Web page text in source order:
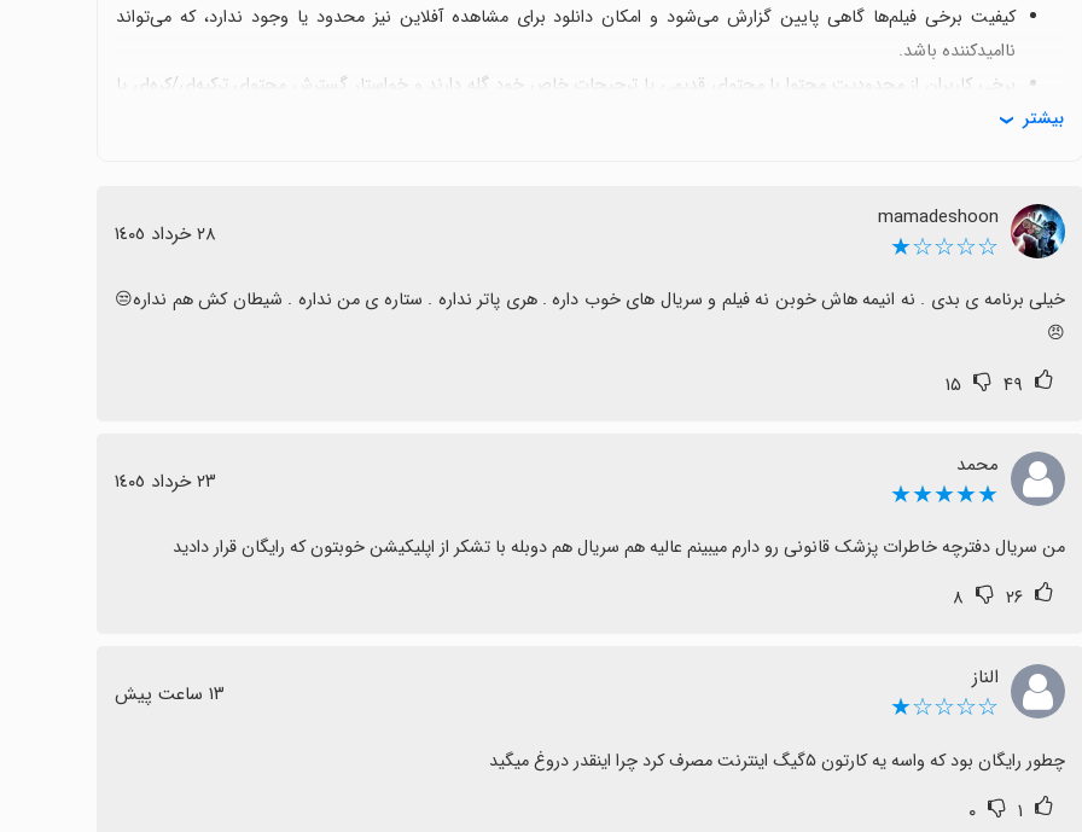
کیفیت برخی فیلم‌ها گاهی پایین گزارش می‌شود و امکان دانلود برای مشاهده آفلاین نیز محدود یا وجود ندارد، که می‌تواند
ناامیدکننده باشد.
برخی کاربران از محدودیت محتوا با محتوای قدیمی یا ترجیحات خاص خود گله دارند و خواستار گسترش محتوای ترکیه‌ای/کره‌ای یا
به‌روزرسانی می‌شوند. بیشتر
mamadeshoon
☆☆☆☆★ ٢٨ خرداد ١٤٠٥
خیلی برنامه ی بدی . نه انیمه هاش خوبن نه فیلم و سریال های خوب داره . هری پاتر نداره . ستاره ی من نداره . شیطان کش هم نداره😒
😠
۴۹ ۱۵
محمد
★★★★★ ٢٣ خرداد ١٤٠٥
من سریال دفترچه خاطرات پزشک قانونی رو دارم میبینم عالیه هم سریال هم دوبله با تشکر از اپلیکیشن خوبتون که رایگان قرار دادید
۲۶ ۸
الناز
☆☆☆☆★ ١٣ ساعت پیش
چطور رایگان بود که واسه یه کارتون ۵گیگ اینترنت مصرف کرد چرا اینقدر دروغ میگید
۱ ۰